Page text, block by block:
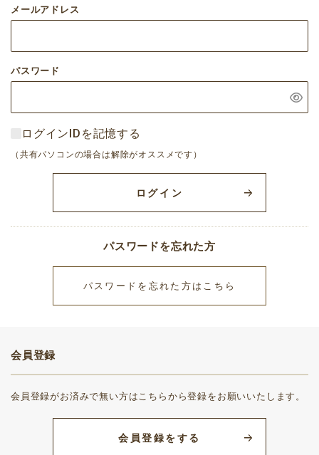
メールアドレス
パスワード
ログインIDを記憶する
（共有パソコンの場合は解除がオススメです）
ログイン
パスワードを忘れた方
パスワードを忘れた方はこちら
会員登録
会員登録がお済みで無い方はこちらから登録をお願いいたします。
会員登録をする